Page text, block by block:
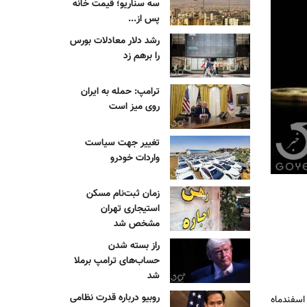
متقاضیان جهت دریافت سکه، به جدول زمانی تحویل سکه توجه داشته باشند. زمان تحویل بدون هزینه انبارداری سکه طلا، در بازه زمانی ۱۴ الی ۲۱ اسفندماه
سه سناریو؛ قیمت خانه
پس از...
رشد دلار معادلات بورس
را برهم زد
ترامپ: حمله به ایران
روی میز است
تغییر جهت سیاست
واردات خودرو
زمان ثبت‌نام مسکن
استیجاری تهران
مشخص شد
راز بسته شدن
حساب‌های ترامپ برملا
شد
روبیو درباره قدرت نظامی